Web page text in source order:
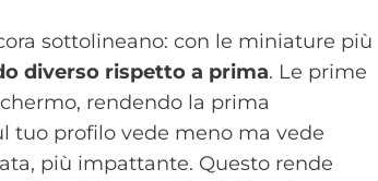
sottolineano: con le miniature più
diverso rispetto a prima. Le prime
rendendo la prima
tuo profilo vede meno ma vede
più impattante. Questo rende